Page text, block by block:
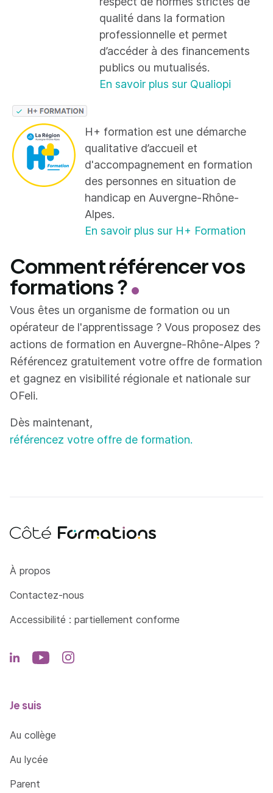
qualité dans la formation
professionnelle et permet
d’accéder à des financements
publics ou mutualisés.
En savoir plus sur Qualiopi
H+ formation est une démarche
qualitative d’accueil et
d'accompagnement en formation
des personnes en situation de
handicap en Auvergne-Rhône-
Alpes.
En savoir plus sur H+ Formation
Comment référencer vos
formations ?
Vous êtes un organisme de formation ou un
opérateur de l'apprentissage ? Vous proposez des
actions de formation en Auvergne-Rhône-Alpes ?
Référencez gratuitement votre offre de formation
et gagnez en visibilité régionale et nationale sur
OFeli.
Dès maintenant,
référencez votre offre de formation.
Côté Formations
À propos
Contactez-nous
Accessibilité : partiellement conforme
Je suis
Au collège
Au lycée
Parent